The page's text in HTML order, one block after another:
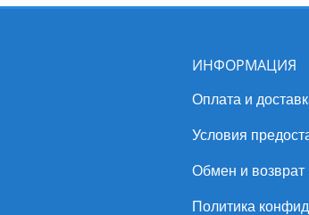
ИНФОРМАЦИЯ
Оплата и
Условия
Обмен и возврат
Политика